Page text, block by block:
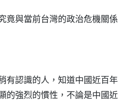
竟與當前台灣的政治危機關係
有認識的人，知道中國近百年
的強烈的慣性，不論是中國近